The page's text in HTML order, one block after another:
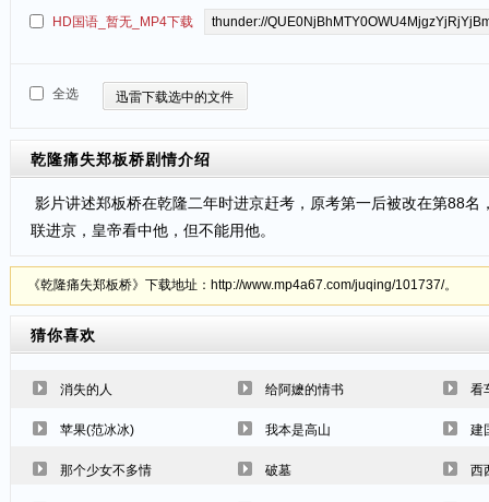
HD国语_暂无_MP4下载
全选 迅雷下载选中的文件
乾隆痛失郑板桥剧情介绍
影片讲述郑板桥在乾隆二年时进京赶考，原考第一后被改在第88
联进京，皇帝看中他，但不能用他。
《乾隆痛失郑板桥》下载地址：http://www.mp4a67.com/juqing/101737/。
猜你喜欢
消失的人 给阿嬷的情书 看
苹果(范冰冰) 我本是高山 建
那个少女不多情 破墓 西